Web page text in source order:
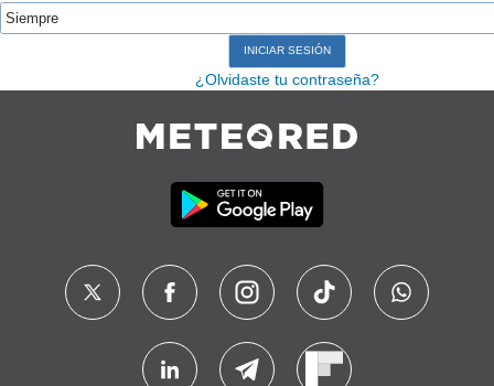
¿Olvidaste tu contraseña?